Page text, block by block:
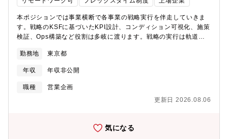
進ⅠG（13名/内中途2名）:steraを中心とした加盟店向けサービス
大型加盟店への導入提案、企画、導入後の要件定義、旧SMBCフ
ァイナンスサービス加盟店の営業
本ポジションでは事業横断で各事業の戦略実行を伴走していきま
す。戦略のKSFに基づいたKPI設計、コンディション可視化、施策
検証、Ops構築など役割は多岐に渡ります。戦略の実行は軌道修
（場合によっては戦略）の軌道修正まで支援先部署と協力し、事
業成長を支援します。【業務内容例】・支援先組織（セールス・
マーケティング）のKPI設計、KPIマネジメント支援・BI設計や
KPIレポートによるコンディション全体像の可視化、データ分析に
（MarketoやSalesforceの設定、改修要件整理なども含む）・リ
装（新規サインアップ→有料化→顧客社内の横展開を見据えた最
適なCRM設計）・Marketing ・Inside Sales ・Field Sales ・
勤務地 東京都
年収 年収非公開
職種
営業企画
更新日 2026.08.06
気になる